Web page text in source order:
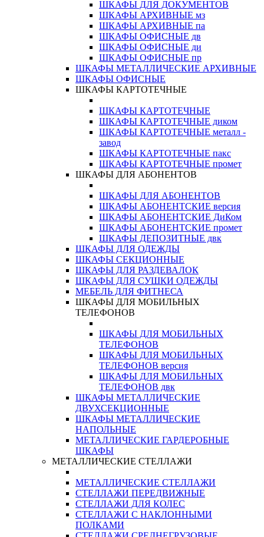
ШКАФЫ ДЛЯ ДОКУМЕНТОВ
ШКАФЫ АРХИВНЫЕ мз
ШКАФЫ АРХИВНЫЕ па
ШКАФЫ ОФИСНЫЕ дв
ШКАФЫ ОФИСНЫЕ ди
ШКАФЫ ОФИСНЫЕ пр
ШКАФЫ МЕТАЛЛИЧЕСКИЕ АРХИВНЫЕ
ШКАФЫ ОФИСНЫЕ
ШКАФЫ КАРТОТЕЧНЫЕ
ШКАФЫ КАРТОТЕЧНЫЕ
ШКАФЫ КАРТОТЕЧНЫЕ диком
ШКАФЫ КАРТОТЕЧНЫЕ металл -
завод
ШКАФЫ КАРТОТЕЧНЫЕ пакс
ШКАФЫ КАРТОТЕЧНЫЕ промет
ШКАФЫ ДЛЯ АБОНЕНТОВ
ШКАФЫ ДЛЯ АБОНЕНТОВ
ШКАФЫ АБОНЕНТСКИЕ версия
ШКАФЫ АБОНЕНТСКИЕ ДиКом
ШКАФЫ АБОНЕНТСКИЕ промет
ШКАФЫ ДЕПОЗИТНЫЕ двк
ШКАФЫ ДЛЯ ОДЕЖДЫ
ШКАФЫ СЕКЦИОННЫЕ
ШКАФЫ ДЛЯ РАЗДЕВАЛОК
ШКАФЫ ДЛЯ СУШКИ ОДЕЖДЫ
МЕБЕЛЬ ДЛЯ ФИТНЕСА
ШКАФЫ ДЛЯ МОБИЛЬНЫХ
ТЕЛЕФОНОВ
ШКАФЫ ДЛЯ МОБИЛЬНЫХ
ТЕЛЕФОНОВ
ШКАФЫ ДЛЯ МОБИЛЬНЫХ
ТЕЛЕФОНОВ версия
ШКАФЫ ДЛЯ МОБИЛЬНЫХ
ТЕЛЕФОНОВ двк
ШКАФЫ МЕТАЛЛИЧЕСКИЕ
ДВУХСЕКЦИОННЫЕ
ШКАФЫ МЕТАЛЛИЧЕСКИЕ
НАПОЛЬНЫЕ
МЕТАЛЛИЧЕСКИЕ ГАРДЕРОБНЫЕ
ШКАФЫ
МЕТАЛЛИЧЕСКИЕ СТЕЛЛАЖИ
МЕТАЛЛИЧЕСКИЕ СТЕЛЛАЖИ
СТЕЛЛАЖИ ПЕРЕДВИЖНЫЕ
СТЕЛЛАЖИ ДЛЯ КОЛЕС
СТЕЛЛАЖИ С НАКЛОННЫМИ
ПОЛКАМИ